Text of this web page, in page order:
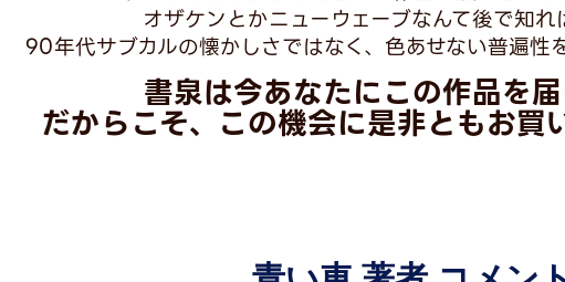
オザケンとかニューウェーブなんて後で知れ
90年代サブカルの懐かしさではなく、色あせない普遍性
書泉は今あなたにこの作品を届
だからこそ、この機会に是非ともお買